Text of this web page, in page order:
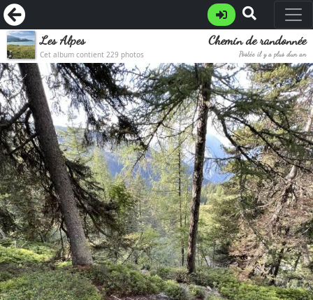
Les Alpes
Cet album contient 229 photos
Chemin de randonnée
Postée il y a plus d'un an